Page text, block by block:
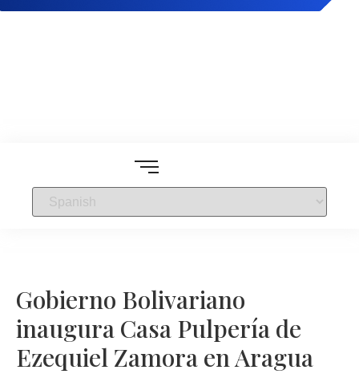
Gobierno Bolivariano
inaugura Casa Pulpería de
Ezequiel Zamora en Aragua